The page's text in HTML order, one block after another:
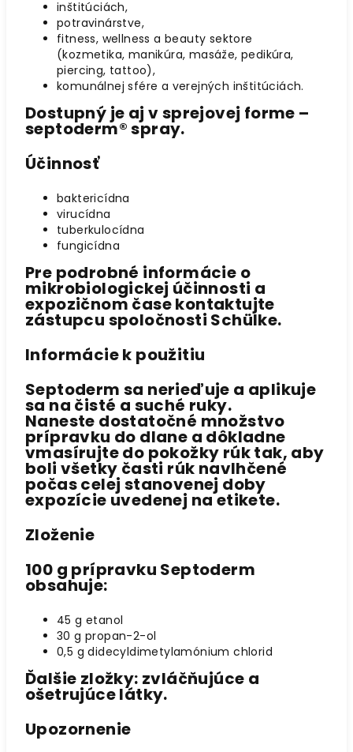
inštitúciách,
potravinárstve,
fitness, wellness a beauty sektore
(kozmetika, manikúra, masáže, pedikúra,
piercing, tattoo),
komunálnej sfére a verejných inštitúciách.
Dostupný je aj vsprejovej forme –
septoderm® spray.
Účinnosť
baktericídna
virucídna
tuberkulocídna
fungicídna
Pre podrobné informácie o
mikrobiologickej účinnosti a
expozičnom čase kontaktujte
zástupcu spoločnosti Schülke.
Informácie k použitiu
Septoderm sa nerieďuje a aplikuje
sa na čisté a suché ruky.
Naneste dostatočné množstvo
prípravku do dlane a dôkladne
vmasírujte do pokožky rúk tak, aby
boli všetky časti rúk navlhčené
počas celej stanovenej doby
expozície uvedenej na etikete.
Zloženie
100 g prípravku Septoderm
obsahuje:
45 g etanol
30 g propan-2-ol
0,5 g didecyldimetylamónium chlorid
Ďalšie zložky: zvláčňujúce a
ošetrujúce látky.
Upozornenie